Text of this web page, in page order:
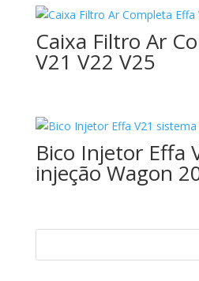
Caixa Filtro Ar
V21 V22 V25
Bico Injetor Effa
injeção Wagon